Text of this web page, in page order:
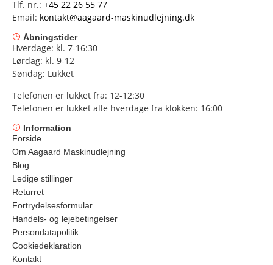
Tlf. nr.: +45 22 26 55 77
Email: kontakt@aagaard-maskinudlejning.dk
Åbningstider
Hverdage: kl. 7-16:30
Lørdag: kl. 9-12
Søndag: Lukket
Telefonen er lukket fra: 12-12:30
Telefonen er lukket alle hverdage fra klokken: 16:00
Information
Forside
Om Aagaard Maskinudlejning
Blog
Ledige stillinger
Returret
Fortrydelsesformular
Handels- og lejebetingelser
Persondatapolitik
Cookiedeklaration
Kontakt